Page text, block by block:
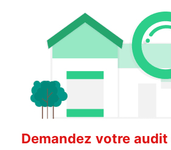
Demandez votre